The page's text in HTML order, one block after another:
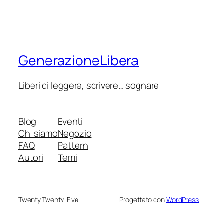
GenerazioneLibera
Liberi di leggere, scrivere… sognare
Blog
Chi siamo
FAQ
Autori
Eventi
Negozio
Pattern
Temi
Twenty Twenty-Five Progettato conWordPress